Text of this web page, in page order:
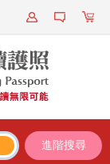
進階搜尋